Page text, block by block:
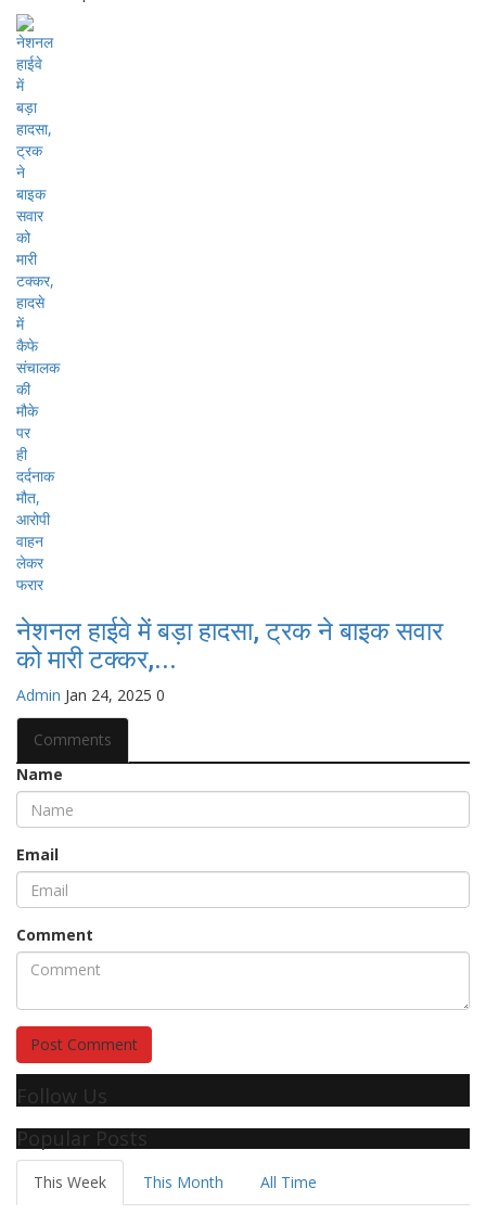
नेशनल हाईवे में बड़ा हादसा, ट्रक ने बाइक सवार
को मारी टक्कर,...
Admin Jan 24, 2025 0
Comments
Name
Email
Comment
Post Comment
Follow Us
Popular Posts
This Week This Month All Time